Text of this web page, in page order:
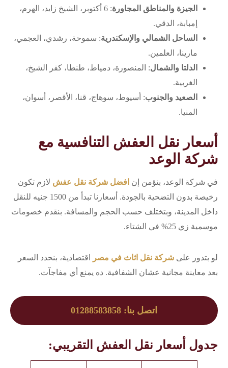
الجيزة والمناطق المجاورة
: 6 أكتوبر، الشيخ زايد، الهرم،
إمبابة، الدقي.
الساحل الشمالي والإسكندرية: سموحة، رشدي، العجمي،
مارينا، العلمين.
الدلتا والشمال: المنصورة، دمياط، طنطا، كفر الشيخ،
الغربية.
الصعيد والجنوب: أسيوط، سوهاج، قنا، الأقصر، أسوان،
المنيا.
أسعار نقل العفش التنافسية مع
شركة الوعد
في شركة الوعد، بنؤمن إن افضل شركة نقل عفش لازم تكون
رخيصة بدون التضحية بالجودة. أسعارنا تبدأ من 1500 جنيه للنقل
داخل المدينة، وبتختلف حسب الحجم والمسافة. بنقدم خصومات
موسمية زي 25% في الشتاء.
لو بتدور على شركة نقل اثاث في مصر
اقتصادية، بنحدد السعر
بعد معاينة مجانية عشان الشفافية. ده يمنع أي مفاجآت.
اتصل بنا: 01288583858
جدول أسعار نقل العفش التقريبي: